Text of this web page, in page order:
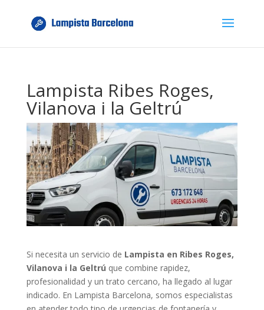
Lampista Ribes Roges,
Vilanova i la Geltrú
Si necesita un servicio de Lampista en Ribes Roges,
Vilanova i la Geltrú que combine rapidez,
profesionalidad y un trato cercano, ha llegado al lugar
indicado. En Lampista Barcelona, somos especialistas